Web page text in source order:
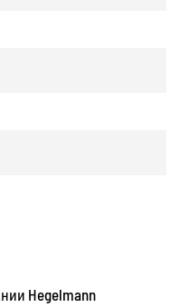
Hegelmann